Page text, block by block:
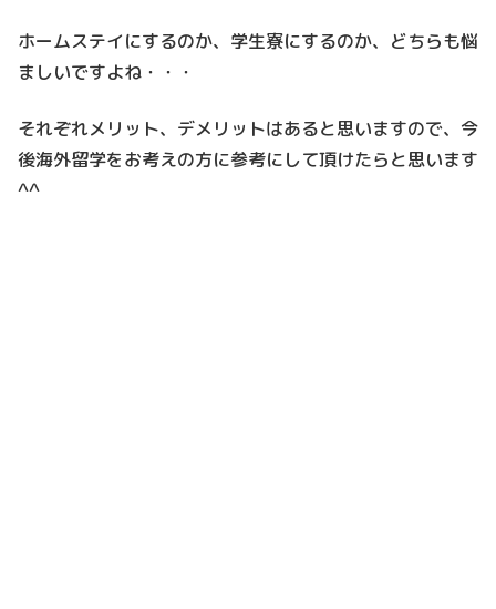
ホームステイにするのか、学生寮にするのか、どちらも悩
ましいですよね・・・
それぞれメリット、デメリットはあると思いますので、今
後海外留学をお考えの方に参考にして頂けたらと思います
^^